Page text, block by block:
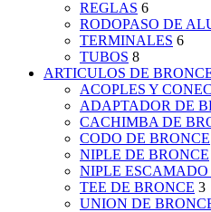
REGLAS 6
RODOPASO DE
TERMINALES 6
TUBOS 8
ARTICULOS DE
ACOPLES Y
ADAPTADOR DE
CACHIMBA DE
CODO DE BRONCE
NIPLE DE BRONCE
NIPLE ESCAMADO
TEE DE BRONCE 3
UNION DE